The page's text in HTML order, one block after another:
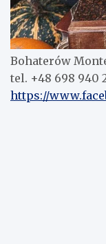
Bohaterów
tel. +48 698 940
https://